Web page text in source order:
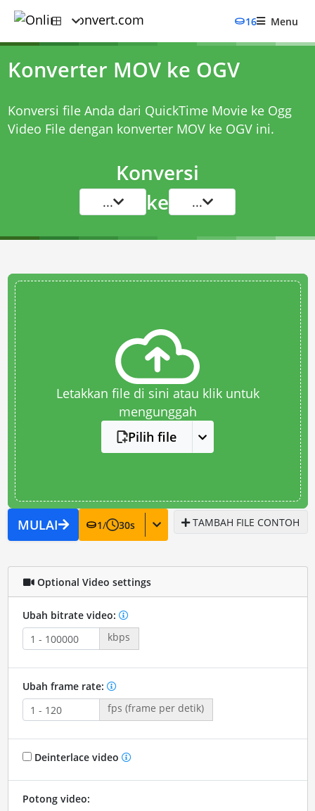
16 Menu
Konverter MOV ke OGV
Konversi file Anda dari QuickTime Movie ke Ogg
Video File dengan konverter MOV ke OGVini.
Konversi
... ke ...
Letakkan file di sini atau klik untuk
mengunggah
Pilih file
MULAI 1/ 30s TAMBAH FILE CONTOH
Optional Video settings
Ubah bitrate video:
kbps
Ubah frame rate:
fps (frame per detik)
Deinterlace video
Potong video: